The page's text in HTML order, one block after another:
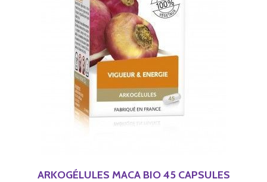
ARKOGÉLULES MACA BIO 45 CAPSULES